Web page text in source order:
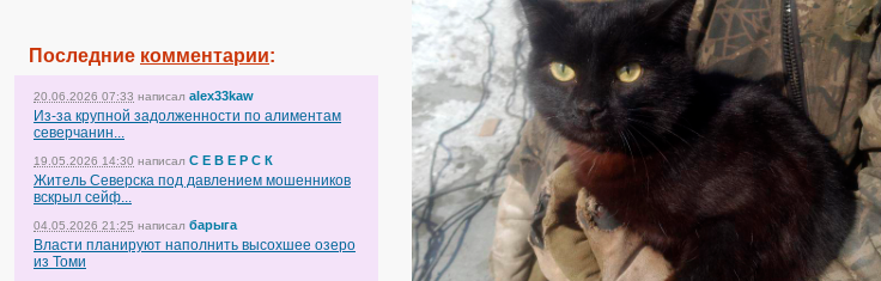
Последние комментарии:
20.06.2026 07:33 написал alex33kaw
Из-за крупной задолженности по алиментам
северчанин...
19.05.2026 14:30 написал С Е В Е Р С К
Житель Северска под давлением мошенников
вскрыл сейф...
04.05.2026 21:25 написал барыга
Власти планируют наполнить высохшее озеро
из Томи